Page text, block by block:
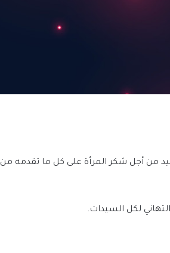
من أجل شكر المرأة على كل ما تقدمه من
لكل السيدات.